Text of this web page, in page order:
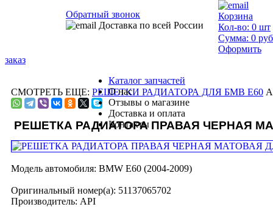
СМОТРЕТЬ ЕЩЕ: РЕШЕТКИ РАДИАТОРА ДЛЯ БМВ Е60
РЕШЕТКА РАДИАТОРА ПРАВАЯ ЧЕРНАЯ
Модель автомобиля: BMW E60 (2004-2009)
Оригинальный номер(а): 51137065702
Производитель: API
Обратный звонок
Доставка по всей России
Корзина
Кол-во: 0 шт
Сумма: 0
Оформить
заказ
Каталог запчастей
О нас
Отзывы о магазине
Доставка и оплата
Контакты